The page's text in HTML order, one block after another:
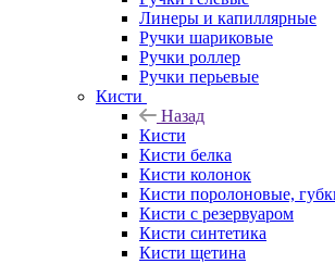
Линеры и капиллярные
Ручки шариковые
Ручки роллер
Ручки перьевые
Кисти
Назад
Кисти
Кисти белка
Кисти колонок
Кисти поролоновые,
Кисти с резервуаром
Кисти синтетика
Кисти щетина